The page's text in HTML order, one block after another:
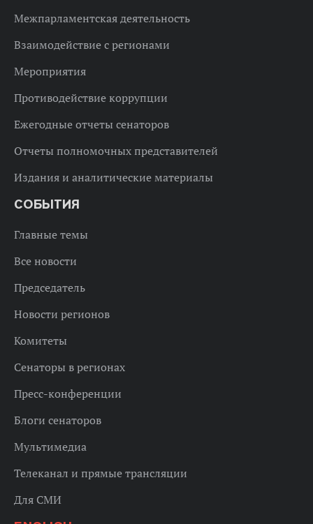
Межпарламентская деятельность
Взаимодействие с регионами
Мероприятия
Противодействие коррупции
Ежегодные отчеты сенаторов
Отчеты полномочных представителей
Издания и аналитические материалы
СОБЫТИЯ
Главные темы
Все новости
Председатель
Новости регионов
Комитеты
Сенаторы в регионах
Пресс-конференции
Блоги сенаторов
Мультимедиа
Телеканал и прямые трансляции
Для СМИ